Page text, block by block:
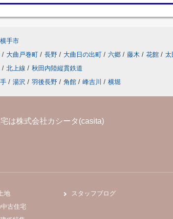
横手市
/ 大曲戸巻町 / 長野 / 大曲日の出町 / 六郷 / 藤木 / 花館 / 太
/ 北上線 / 秋田内陸縦貫鉄道
/ 湯沢 / 羽後長野 / 角館 / 峰吉川 / 横堀
は株式会社カシータ(casita)
地
古住宅
スタッフブログ